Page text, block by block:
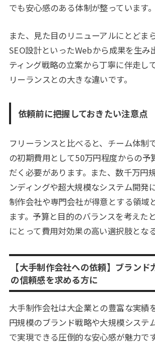
でも安心感のある体制が整っています。
また、見た目のリニューアルにとどま
SEO設計といったWebから成果を生み
ティング戦略の立案から丁寧に伴走し
リーランスとの大きな違いです。
依頼前に把握しておきたい注意点
フリーランスと比べると、チーム体制
の初期費用として50万円程度からの予
だく必要があります。また、数千万円
ンディングや超大規模なシステム開発
制作会社や専門会社が得意とする領域
ます。予算と目的のバランスを考えた
にとって費用対効果の高い選択肢とな
【大手制作会社への依頼】ブランド
の信頼感を求める方に
大手制作会社は大企業との豊富な実績
円規模のブランド戦略や大規模システ
で実現できる圧倒的な安心感が魅力です